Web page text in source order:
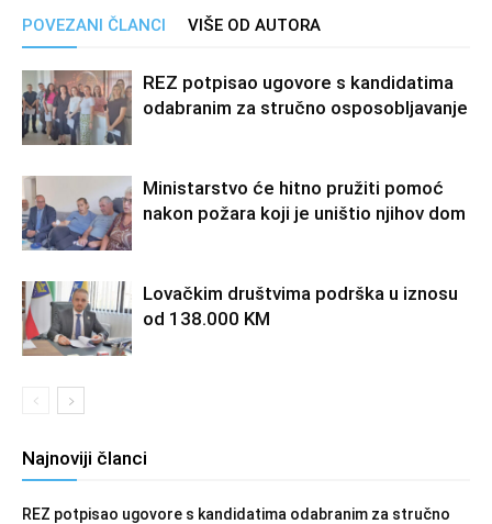
POVEZANI ČLANCI VIŠE OD AUTORA
REZ potpisao ugovore s kandidatima
odabranim za stručno osposobljavanje
Ministarstvo će hitno pružiti pomoć
nakon požara koji je uništio njihov dom
Lovačkim društvima podrška u iznosu
od 138.000 KM
Najnoviji članci
REZ potpisao ugovore s kandidatima odabranim za stručno